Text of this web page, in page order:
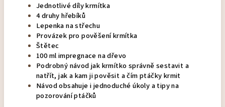
Jednotlivé díly krmítka
4 druhy hřebíků
Lepenka na střechu
Provázek pro pověšení krmítka
Štětec
100 ml impregnace na dřevo
Podrobný návod jak krmítko správně sestavit a
natřít, jak a kam ji pověsit a čím ptáčky krmit
Návod obsahuje i jednoduché úkoly a tipy na
pozorování ptáčků